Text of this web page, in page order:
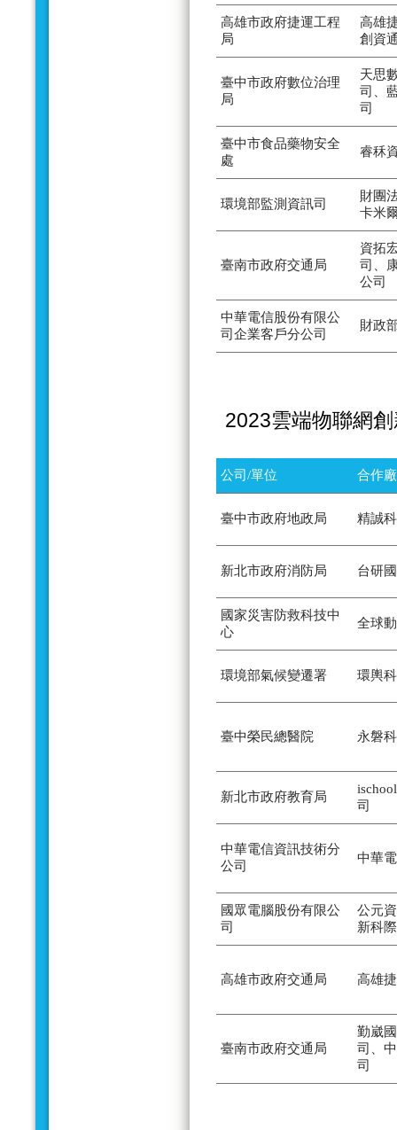
高雄市政府捷運工程
局
高雄
創資
臺中市政府數位治理
局
天思
司、
司
臺中市食品藥物安全
處
睿秝
環境部監測資訊司
財團
卡米
臺南市政府交通局
資拓
司、
公司
中華電信股份有限公
司企業客戶分公司
財政
2023雲端物聯網
公司/單位 合作
臺中市政府地政局 精誠
新北市政府消防局 台研
國家災害防救科技中
心
全球
環境部氣候變遷署 環輿
臺中榮民總醫院 永磐
新北市政府教育局
司
中華電信資訊技術分
公司
中華
國眾電腦股份有限公
司
公元
新科
高雄市政府交通局 高雄
臺南市政府交通局
勤崴
司、
司